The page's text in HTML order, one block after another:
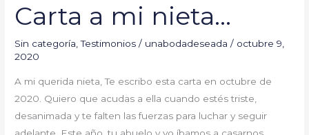
Carta a mi nieta…
Sin categoría,Testimonios / unabodadeseada/ octubre 9,
2020
A mi querida nieta, Te escribo esta carta en octubre de
2020. Quiero que acudas a ella cuando estés triste,
desanimada y te falten las fuerzas para luchar y seguir